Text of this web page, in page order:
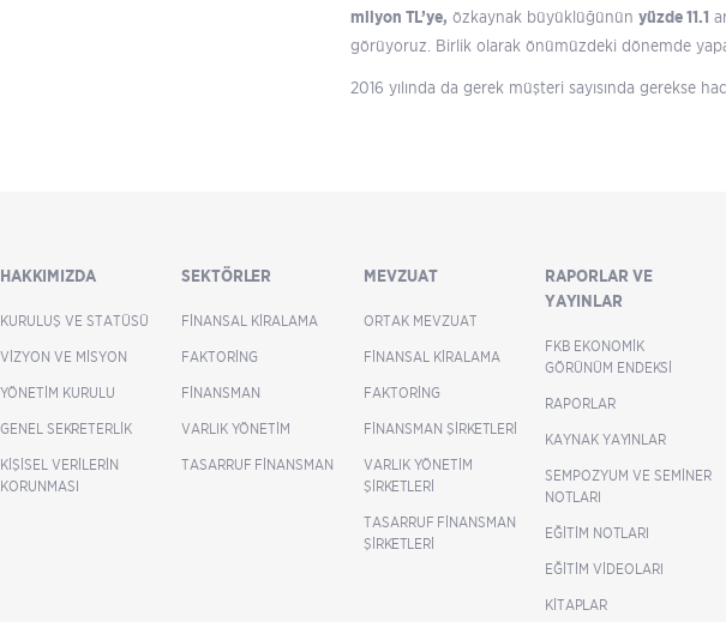
milyon TL’ye, özkaynak büyüklüğünün yüzde 11.1
görüyoruz. Birlik olarak önümüzdeki dönemde
2016 yılında da gerek müşteri sayısında
HAKKIMIZDA
KURULUŞ VE STATÜSÜ
VIZYON VE MISYON
YÖNETIM KURULU
GENEL SEKRETERLIK
KIŞISEL VERILERIN
KORUNMASI
SEKTÖRLER
FINANSAL KIRALAMA
FAKTORING
FINANSMAN
VARLIK YÖNETIM
TASARRUF FINANSMAN
MEVZUAT
ORTAK MEVZUAT
FINANSAL KIRALAMA
FAKTORING
FINANSMAN ŞIRKETLERI
VARLIK YÖNETIM
ŞIRKETLERI
TASARRUF FINANSMAN
ŞIRKETLERI
RAPORLAR VE
YAYINLAR
FKB EKONOMIK
GÖRÜNÜM ENDEKSI
RAPORLAR
KAYNAK YAYINLAR
SEMPOZYUM VE SEMINER
NOTLARI
EĞITIM NOTLARI
EĞITIM VIDEOLARI
KITAPLAR